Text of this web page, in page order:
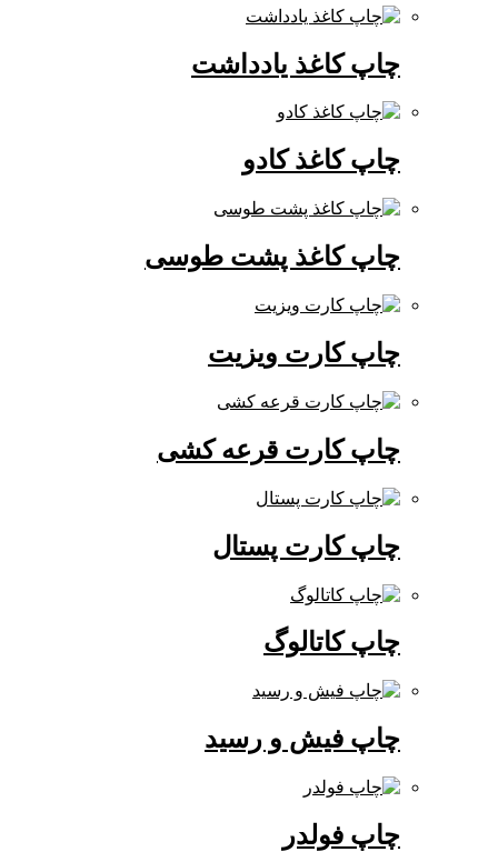
چاپ کاغذ یادداشت
چاپ کاغذ کادو
چاپ کاغذ پشت طوسی
چاپ کارت ویزیت
چاپ کارت قرعه کشی
چاپ کارت پستال
چاپ کاتالوگ
چاپ فیش و رسید
چاپ فولدر